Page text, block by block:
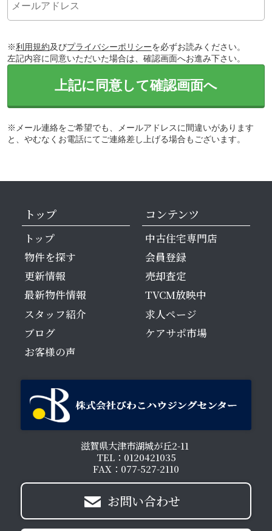
※利用規約及びプライバシーポリシーを必ずお読みください。
左記内容に同意いただいた場合は、確認画面へお進み下さい。
上記に同意して確認画面へ
※メール連絡をご希望でも、メールアドレスに間違いがあります
と、やむなくお電話にてご連絡差し上げる場合もございます。
トップ
トップ
物件を探す
更新情報
最新物件情報
スタッフ紹介
ブログ
お客様の声
コンテンツ
中古住宅専門店
会員登録
売却査定
TVCM放映中
求人ページ
ケアサポ市場
滋賀県大津市湖城が丘2-11
TEL：0120421035
FAX：077-527-2110
お問い合わせ